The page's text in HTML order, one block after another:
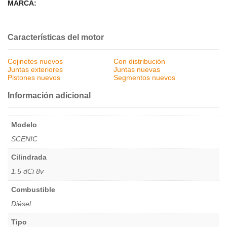
MARCA:
Características del motor
Cojinetes nuevos
Con distribución
Juntas exteriores
Juntas nuevas
Pistones nuevos
Segmentos nuevos
Información adicional
Modelo
SCENIC
Cilindrada
1.5 dCi 8v
Combustible
Diésel
Tipo